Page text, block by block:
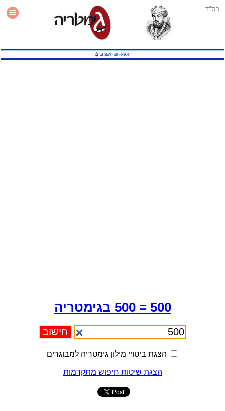
בס"ד
עזרה
500 = 500 בגימטריה
הצגת ביטויי מילון גימטריה למבוגרים
הצגת שיטות חיפוש מתקדמות